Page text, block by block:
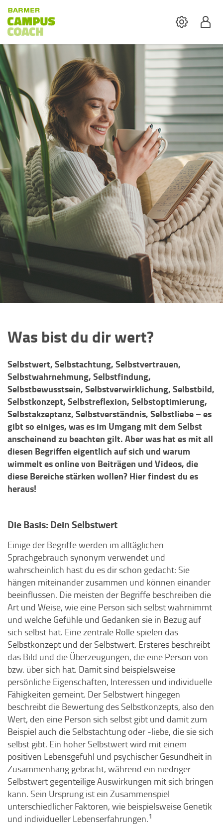
Settings
Was bist du dir wert?
Selbstwert, Selbstachtung, Selbstvertrauen,
Selbstwahrnehmung, Selbstfindung,
Selbstbewusstsein, Selbstverwirklichung, Selbstbild,
Selbstkonzept, Selbstreflexion, Selbstoptimierung,
Selbstakzeptanz, Selbstverständnis, Selbstliebe – es
gibt so einiges, was es im Umgang mit dem Selbst
anscheinend zu beachten gilt. Aber was hat es mit all
diesen Begriffen eigentlich auf sich und warum
wimmelt es online von Beiträgen und Videos, die
diese Bereiche stärken wollen? Hier findest du es
heraus!
Die Basis: Dein Selbstwert
Einige der Begriffe werden im alltäglichen
Sprachgebrauch synonym verwendet und
wahrscheinlich hast du es dir schon gedacht: Sie
hängen miteinander zusammen und können einander
beeinflussen. Die meisten der Begriffe beschreiben die
Art und Weise, wie eine Person sich selbst wahrnimmt
und welche Gefühle und Gedanken sie in Bezug auf
sich selbst hat. Eine zentrale Rolle spielen das
Selbstkonzept und der Selbstwert. Ersteres beschreibt
das Bild und die Überzeugungen, die eine Person von
bzw. über sich hat. Damit sind beispielsweise
persönliche Eigenschaften, Interessen und individuelle
Fähigkeiten gemeint. Der Selbstwert hingegen
beschreibt die Bewertung des Selbstkonzepts, also den
Wert, den eine Person sich selbst gibt und damit zum
Beispiel auch die Selbstachtung oder -liebe, die sie sich
selbst gibt. Ein hoher Selbstwert wird mit einem
positiven Lebensgefühl und psychischer Gesundheit in
Zusammenhang gebracht, während ein niedriger
Selbstwert gegenteilige Auswirkungen mit sich bringen
kann. Sein Ursprung ist ein Zusammenspiel
unterschiedlicher Faktoren, wie beispielsweise Genetik
und individueller Lebenserfahrungen.1